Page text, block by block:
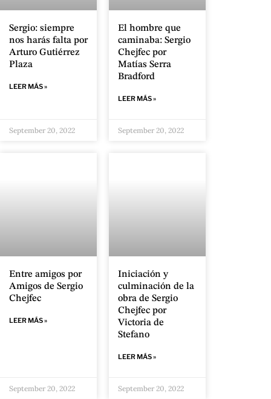
Sergio: siempre
nos harás falta por
Arturo Gutiérrez
Plaza
LEER MÁS »
September 20, 2022
El hombre que
caminaba: Sergio
Chejfec por
Matías Serra
Bradford
LEER MÁS »
September 20, 2022
Entre amigos por
Amigos de Sergio
Chejfec
LEER MÁS »
September 20, 2022
Iniciación y
culminación de la
obra de Sergio
Chejfec por
Victoria de
Stefano
LEER MÁS »
September 20, 2022